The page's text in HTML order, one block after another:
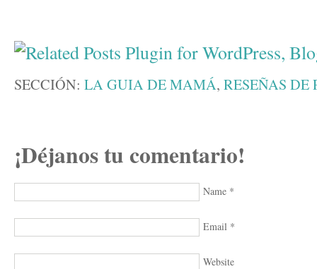
SECCIÓN: LA GUIA DE MAMÁ, RESEÑAS DE
¡Déjanos tu comentario!
Name *
Email *
Website